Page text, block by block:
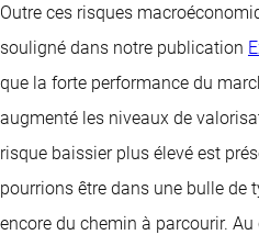
Outre ces risques
souligné dans notre publication
que la forte performance du
augmenté les niveaux de
risque baissier plus élevé est
pourrions être dans une bulle de
encore du chemin à parcourir.